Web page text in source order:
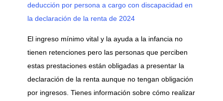
deducción por persona a cargo con discapacidad en
la declaración de la renta de 2024
El ingreso mínimo vital y la ayuda a la infancia no
tienen retenciones pero las personas que perciben
estas prestaciones están obligadas a presentar la
declaración de la renta aunque no tengan obligación
por ingresos. Tienes información sobre cómo realizar